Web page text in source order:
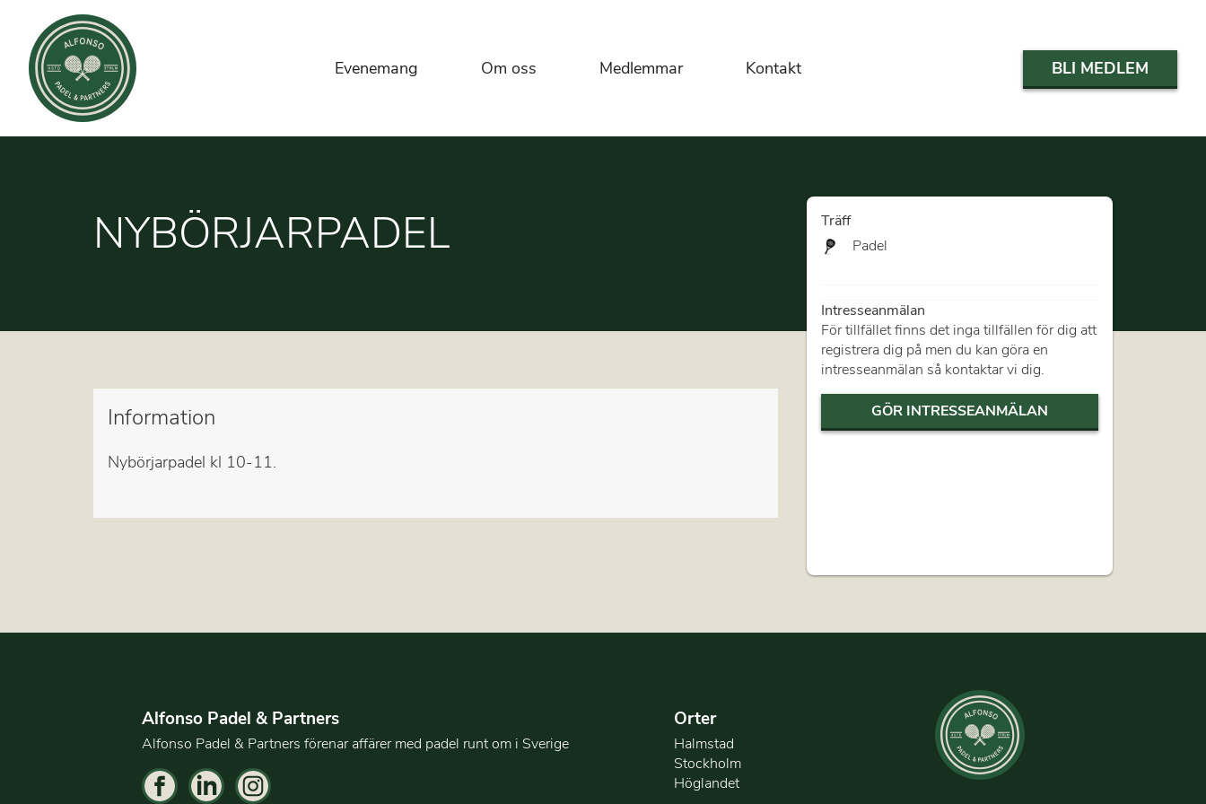
Evenemang Om oss Medlemmar Kontakt BLI MEDLEM
NYBÖRJARPADEL
Information
Nybörjarpadel kl 10-11.
Träff
Padel
Intresseanmälan
För tillfället finns det inga tillfällen för dig att
registrera dig på men du kan göra en
intresseanmälan så kontaktar vi dig.
GÖR INTRESSEANMÄLAN
Alfonso Padel & Partners
Alfonso Padel & Partners förenar affärer med padel runt om i Sverige
Orter
Halmstad
Stockholm
Höglandet